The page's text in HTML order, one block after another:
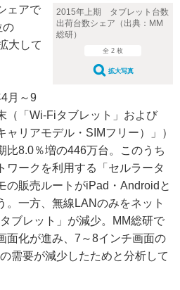
2015年上期 タブレット台数
出荷台数シェア（出典：MM
総研）
全 2 枚
拡大写真
ェアで
の
大して
月～9
（「Wi-Fiタブレット」および
ャリアモデル・SIMフリー）」）
比8.0％増の446万台。このうち
ワークを利用する「セルラータ
の販売ルートがiPad・Androidと
。一方、無線LANのみをネット
ブレット」が減少。MM総研で
面化が進み、7～8インチ画面の
需要が減少したためと分析して